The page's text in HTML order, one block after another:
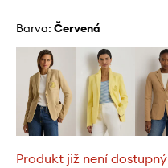
Barva: červená
Produkt již není dostupný